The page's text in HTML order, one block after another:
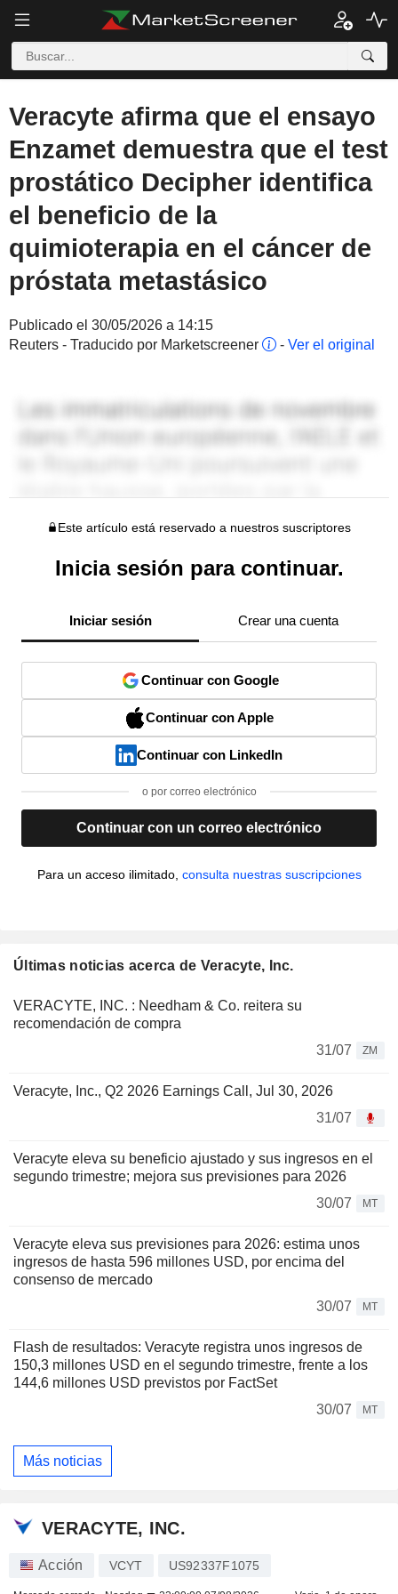
Veracyte afirma que el ensayo
Enzamet demuestra que el test
prostático Decipher identifica
el beneficio de la
quimioterapia en el cáncer de
próstata metastásico
Publicado el 30/05/2026 a 14:15
Reuters - Traducido por Marketscreener
- Ver el original
Este artículo está reservado a nuestros suscriptores
Inicia sesión para continuar.
Iniciar sesión Crear una cuenta
Continuar con Google
Continuar con Apple
Continuar con LinkedIn
o por correo electrónico
Continuar con un correo electrónico
Para un acceso ilimitado, consulta nuestras suscripciones
Últimas noticias acerca de Veracyte, Inc.
VERACYTE, INC. : Needham & Co. reitera su
recomendación de compra
31/07
ZM
Veracyte, Inc., Q2 2026 Earnings Call, Jul 30, 2026
31/07
Veracyte eleva su beneficio ajustado y sus ingresos en el
segundo trimestre; mejora sus previsiones para 2026
30/07
MT
Veracyte eleva sus previsiones para 2026: estima unos
ingresos de hasta 596 millones USD, por encima del
consenso de mercado
30/07
MT
Flash de resultados: Veracyte registra unos ingresos de
150,3 millones USD en el segundo trimestre, frente a los
144,6 millones USD previstos por FactSet
30/07
MT
Más noticias
VERACYTE, INC.
Acción VCYT US92337F1075